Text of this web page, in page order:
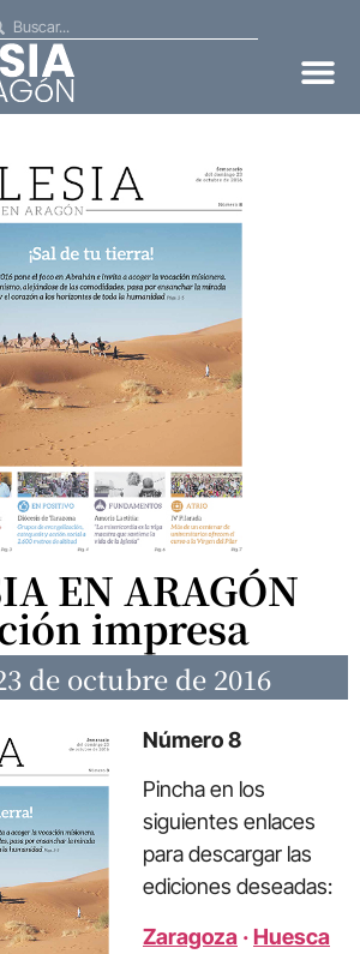
EN ARAGÓN
impresa
de octubre de 2016
Número 8
Pincha en los
siguientes enlaces
para descargar las
ediciones deseadas:
Zaragoza ·Huesca